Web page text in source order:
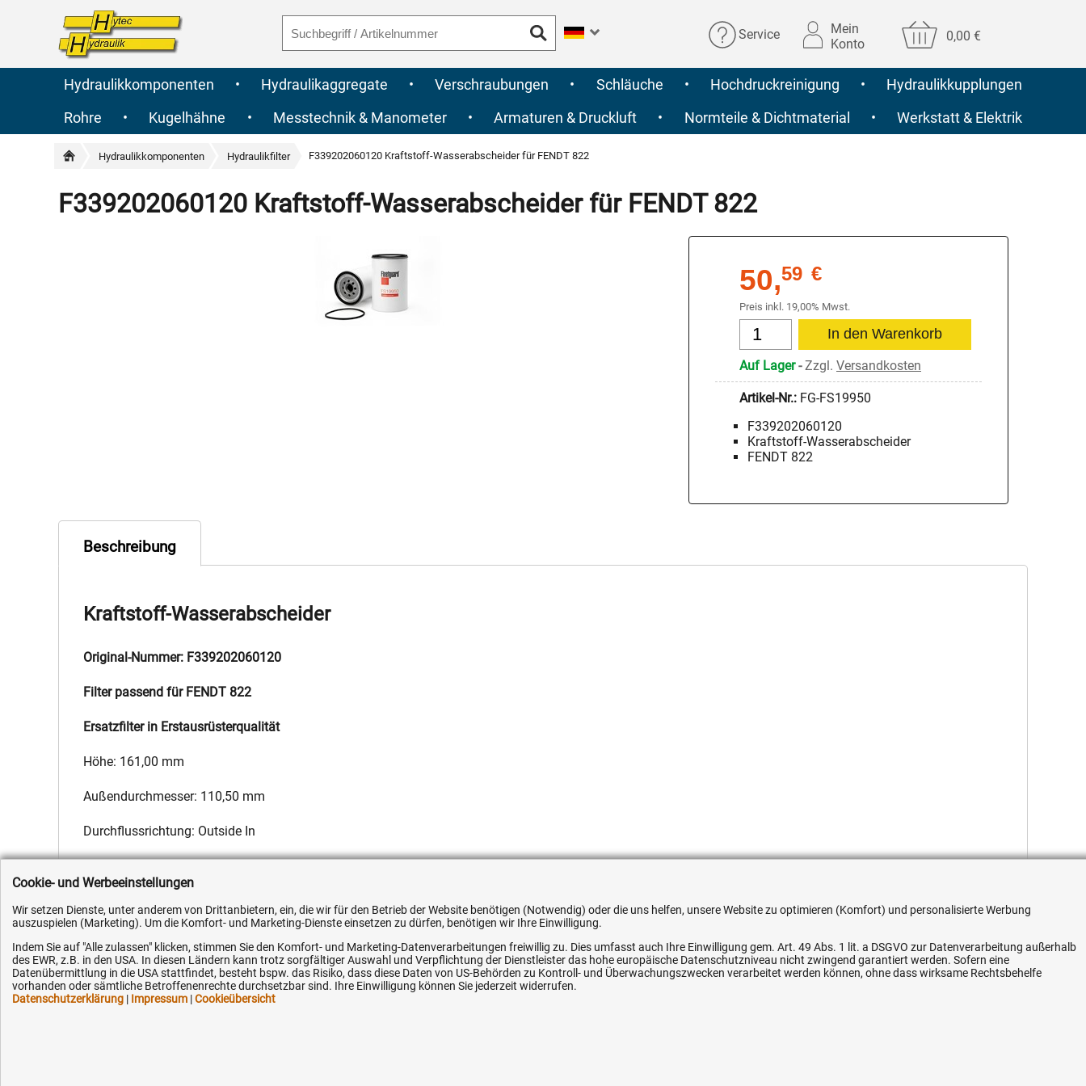
Service
Mein
Konto
0,00 €
Hydraulikkomponenten • Hydraulikaggregate • Verschraubungen • Schläuche • Hochdruckreinigung •
Hydraulikkupplungen
Rohre
• Kugelhähne • Messtechnik & Manometer • Armaturen & Druckluft • Normteile & Dichtmaterial • Werkstatt & Elektrik
Hydraulikkomponenten Hydraulikfilter F339202060120 Kraftstoff-Wasserabscheider für FENDT 822
F339202060120 Kraftstoff-Wasserabscheider für FENDT 822
50,59 €
Preis inkl. 19,00% Mwst.
Auf Lager-Zzgl. Versandkosten
Artikel-Nr.: FG-FS19950
F339202060120
Kraftstoff-Wasserabscheider
FENDT 822
Beschreibung
Kraftstoff-Wasserabscheider
Original-Nummer: F339202060120
Filter passend für FENDT 822
Ersatzfilter in Erstausrüsterqualität
Höhe: 161,00 mm
Außendurchmesser: 110,50 mm
Durchflussrichtung: Outside In
Hersteller: Fleetguard,Hersteller-Nr.: F339202060120,EAN: 4051354559566
Kundenhotline (Festnetz):
+49 (0) 5351 - 523 520
Hilfe & Service Ihre Hytec-Hydraulik Vorteile Flexible Zahlung
Cookie- und Werbeeinstellungen
Wir setzen Dienste, unter anderem von Drittanbietern, ein, die wir für den Betrieb der Website benötigen (Notwendig) oder die uns helfen, unsere Website zu optimieren (Komfort) und personalisierte Werbung
auszuspielen (Marketing). Um die Komfort- und Marketing-Dienste einsetzen zu dürfen, benötigen wir Ihre Einwilligung.
Indem Sie auf "Alle zulassen" klicken, stimmen Sie den Komfort- und Marketing-Datenverarbeitungen freiwillig zu. Dies umfasst auch Ihre Einwilligung gem. Art. 49 Abs. 1 lit. a DSGVO zur Datenverarbeitung außerhalb
des EWR, z.B. in den USA. In diesen Ländern kann trotz sorgfältiger Auswahl und Verpflichtung der Dienstleister das hohe europäische Datenschutzniveau nicht zwingend garantiert werden. Sofern eine
Datenübermittlung in die USA stattfindet, besteht bspw. das Risiko, dass diese Daten von US-Behörden zu Kontroll- und Überwachungszwecken verarbeitet werden können, ohne dass wirksame Rechtsbehelfe
vorhanden oder sämtliche Betroffenenrechte durchsetzbar sind. Ihre Einwilligung können Sie jederzeit widerrufen.
Datenschutzerklärung | Impressum |Cookieübersicht